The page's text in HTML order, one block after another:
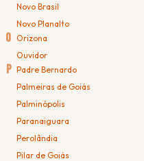
Novo Brasil
Novo Planalto
O Orizona
Ouvidor
P Padre Bernardo
Palmeiras de Goiás
Palminópolis
Paranaiguara
Perolândia
Pilar de Goiás